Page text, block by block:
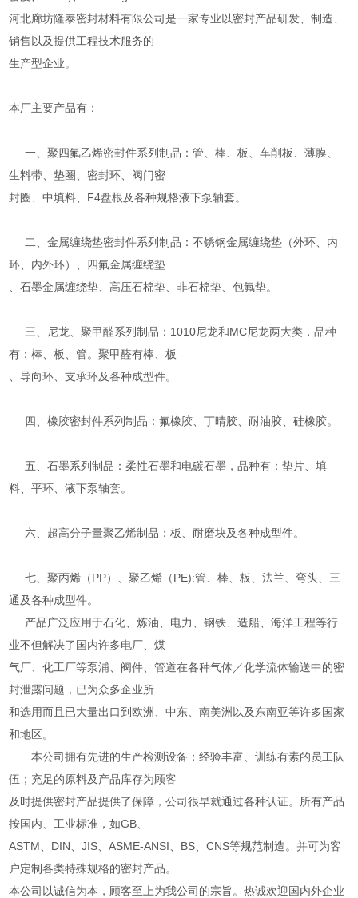
河北廊坊隆泰密封材料有限公司是一家专业以密封产品研发、制造、
销售以及提供工程技术服务的
生产型企业。
本厂主要产品有：
一、聚四氟乙烯密封件系列制品：管、棒、板、车削板、薄膜、
生料带、垫圈、密封环、阀门密
封圈、中填料、F4盘根及各种规格液下泵轴套。
二、金属缠绕垫密封件系列制品：不锈钢金属缠绕垫（外环、内
环、内外环）、四氟金属缠绕垫
、石墨金属缠绕垫、高压石棉垫、非石棉垫、包氟垫。
三、尼龙、聚甲醛系列制品：1010尼龙和MC尼龙两大类，品种
有：棒、板、管。聚甲醛有棒、板
、导向环、支承环及各种成型件。
四、橡胶密封件系列制品：氟橡胶、丁晴胶、耐油胶、硅橡胶。
五、石墨系列制品：柔性石墨和电碳石墨，品种有：垫片、填
料、平环、液下泵轴套。
六、超高分子量聚乙烯制品：板、耐磨块及各种成型件。
七、聚丙烯（PP）、聚乙烯（PE):管、棒、板、法兰、弯头、三
通及各种成型件。
产品广泛应用于石化、炼油、电力、钢铁、造船、海洋工程等行
业不但解决了国内许多电厂、煤
气厂、化工厂等泵浦、阀件、管道在各种气体／化学流体输送中的密
封泄露问题，已为众多企业所
和选用而且已大量出口到欧洲、中东、南美洲以及东南亚等许多国家
和地区。
本公司拥有先进的生产检测设备；经验丰富、训练有素的员工队
伍；充足的原料及产品库存为顾客
及时提供密封产品提供了保障，公司很早就通过各种认证。所有产品
按国内、工业标准，如GB、
ASTM、DIN、JIS、ASME-ANSI、BS、CNS等规范制造。并可为客
户定制各类特殊规格的密封产品。
本公司以诚信为本，顾客至上为我公司的宗旨。热诚欢迎国内外企业